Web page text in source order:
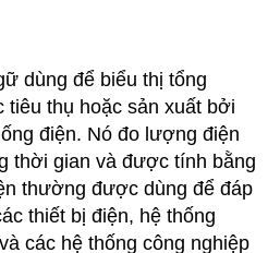
dùng để biểu thị tổng
tiêu thụ hoặc sản xuất bởi
điện. Nó đo lượng điện
thời gian và được tính bằng
thường được dùng để đáp
thiết bị điện, hệ thống
các hệ thống công nghiệp